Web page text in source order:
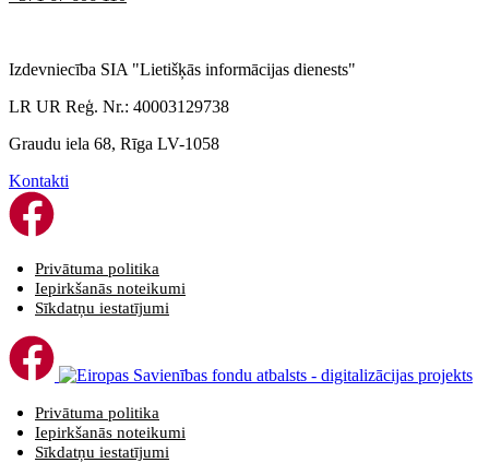
Izdevniecība SIA "Lietišķās informācijas dienests"
LR UR Reģ. Nr.: 40003129738
Graudu iela 68, Rīga LV-1058
Kontakti
Privātuma politika
Iepirkšanās noteikumi
Sīkdatņu iestatījumi
Privātuma politika
Iepirkšanās noteikumi
Sīkdatņu iestatījumi